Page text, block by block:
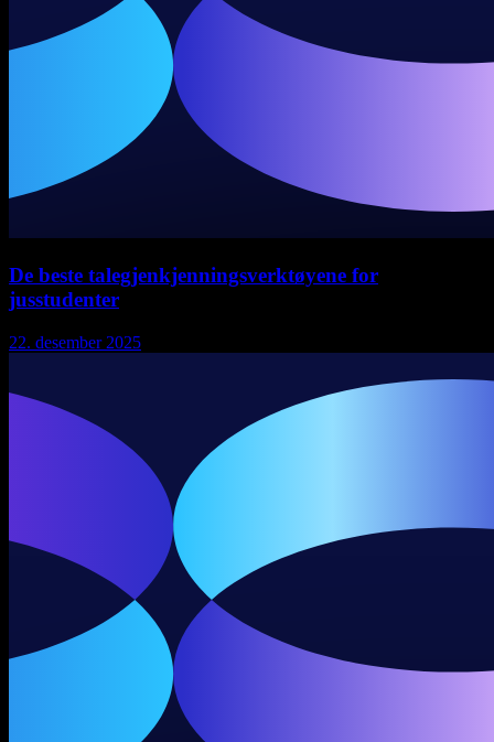
De beste talegjenkjenningsverktøyene for
jusstudenter
22. desember 2025